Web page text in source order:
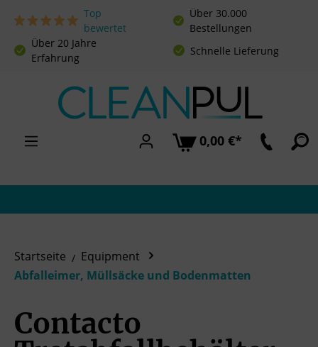
Zum Hauptinhalt springen
Top
bewertet
Über 30.000
Bestellungen
Über 20 Jahre
Erfahrung
Schnelle Lieferung
0,00 €*
Startseite
Equipment
Abfalleimer, Müllsäcke und Bodenmatten
Contacto